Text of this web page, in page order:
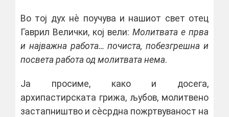
Во тој дух нѐ поучува и нашиот свет отец
Гаврил Велички, кој вели: Молитвата е прва
и најважна работа… почиста, побезгрешна и
посвета работа од молитвата нема.
Ја просиме, како и досега,
архипастирската грижа, љубов, молитвено
застапништво и сѐсрдна пожртвуваност на